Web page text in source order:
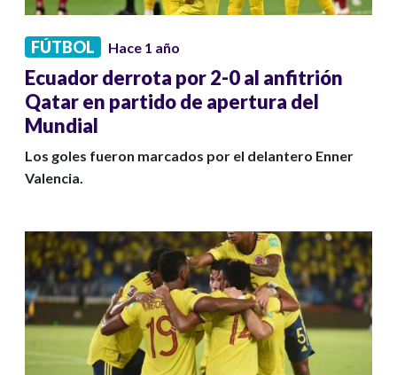
FÚTBOL Hace 1 año
Ecuador derrota por 2-0 al anfitrión
Qatar en partido de apertura del
Mundial
Los goles fueron marcados por el delantero Enner
Valencia.